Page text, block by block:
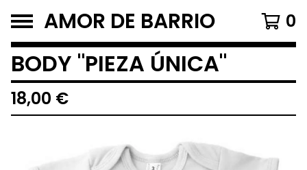
AMOR DE BARRIO 0
BODY "PIEZA ÚNICA"
18,00 €